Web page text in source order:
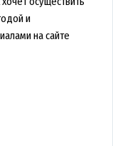
и
на сайте